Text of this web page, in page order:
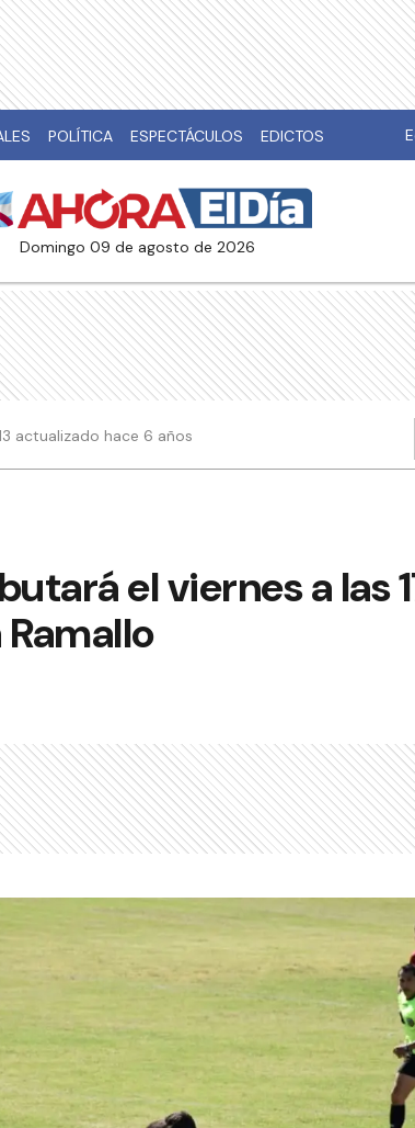
POLÍTICA ESPECTÁCULOS EDICTOS
domingo 09 de agosto de 2026
actualizado hace 6 años
el viernes a las